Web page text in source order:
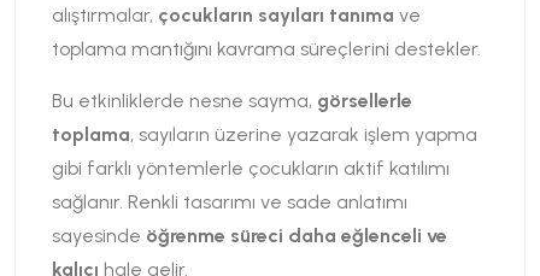
alıştırmalar, çocukların sayıları tanıma ve
toplama mantığını kavrama süreçlerini destekler.
Bu etkinliklerde nesne sayma, görsellerle
toplama, sayıların üzerine yazarak işlem yapma
gibi farklı yöntemlerle çocukların aktif katılımı
sağlanır. Renkli tasarımı ve sade anlatımı
sayesinde öğrenme süreci daha eğlenceli ve
kalıcı hale gelir.